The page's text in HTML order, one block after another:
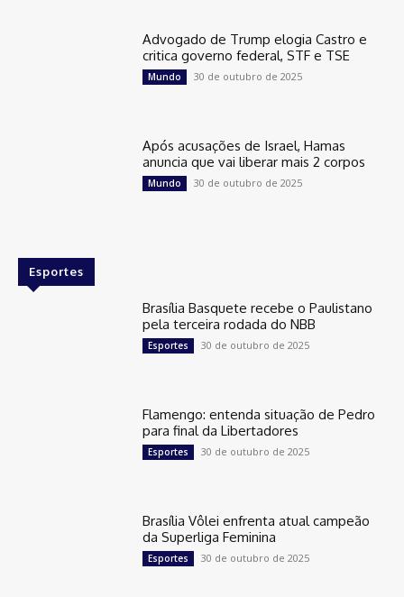
Advogado de Trump elogia Castro e
critica governo federal, STF e TSE
Mundo 30 de outubro de 2025
Após acusações de Israel, Hamas
anuncia que vai liberar mais 2 corpos
Mundo 30 de outubro de 2025
Esportes
Brasília Basquete recebe o Paulistano
pela terceira rodada do NBB
Esportes 30 de outubro de 2025
Flamengo: entenda situação de Pedro
para final da Libertadores
Esportes 30 de outubro de 2025
Brasília Vôlei enfrenta atual campeão
da Superliga Feminina
Esportes 30 de outubro de 2025